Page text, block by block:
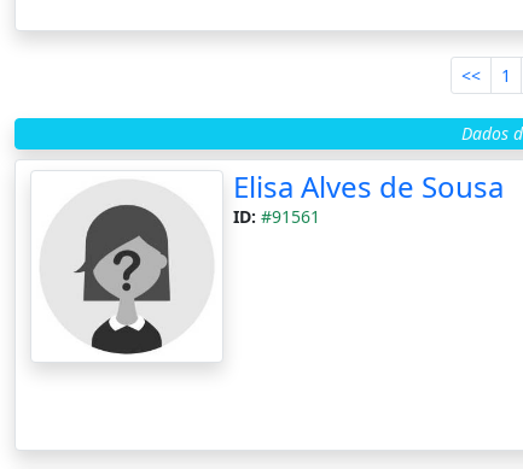
<<
1
Dados
Elisa Alves de Sousa
ID: #91561